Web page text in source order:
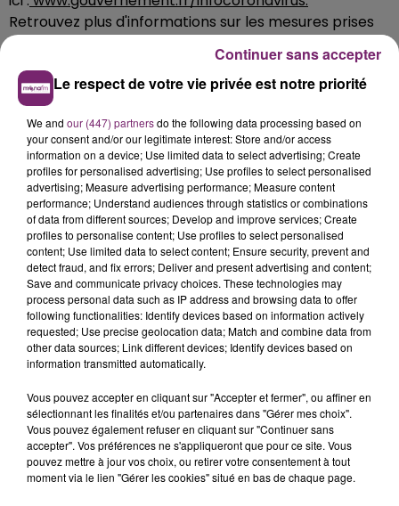
Retrouvez plus d'informations sur les mesures prises
par l’Éducation nationale dans l'académie
http://www.ac-lille.fr/
Recommandations pour les habitants
La meilleure protection contre le virus consiste à
provisoirement cesser les poignées de main et
embrassades, et à respecter les « gestes barrières »,
des mesures simples et efficaces pour freiner la
diffusion du virus :
• Se laver les mains régulièrement (pendant 30
secondes avec de l'eau et du savon) ;
• Éternuer et tousser dans son coude ;
• Porter un masque jetable, uniquement quand on est
malade ;
Le respect de votre vie privée est notre priorité
We and our (447) partnersdo the following data processing based on
your consent and/or our legitimate interest: Store and/or access
information on a device; Use limited data to select advertising; Create
profiles for personalised advertising; Use profiles to select personalised
advertising; Measure advertising performance; Measure content
performance; Understand audiences through statistics or combinations
of data from different sources; Develop and improve services; Create
profiles to personalise content; Use profiles to select personalised
content; Use limited data to select content; Ensure security, prevent and
detect fraud, and fix errors; Deliver and present advertising and content;
Save and communicate privacy choices. These technologies may
process personal data such as IP address and browsing data to offer
following functionalities: Identify devices based on information actively
requested; Use precise geolocation data; Match and combine data from
other data sources; Link different devices; Identify devices based on
information transmitted automatically.
Vous pouvez accepter en cliquant sur "Accepter et fermer", ou affiner en
sélectionnant les finalités et/ou partenaires dans "Gérer mes choix".
Vous pouvez également refuser en cliquant sur "Continuer sans
accepter". Vos préférences ne s'appliqueront que pour ce site. Vous
pouvez mettre à jour vos choix, ou retirer votre consentement à tout
moment via le lien "Gérer les cookies" situé en bas de chaque page.
Continuer sans accepter